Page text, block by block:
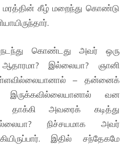
மரத்தின் கீழ் மறைந்து கொண்டு
கொண்டது அவர் ஒரு
ஆதாரமா? இல்லையா? ஞானி
– தன்னைக்
இருக்கவில்லையானால் வன
தாக்கி அவரைக் கடித்து
இல்லையா? நிச்சயமாக அவர்
இதில் சந்தேகமே